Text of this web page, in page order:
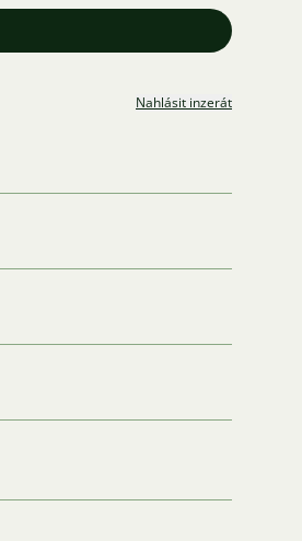
Nahlásit inzerát